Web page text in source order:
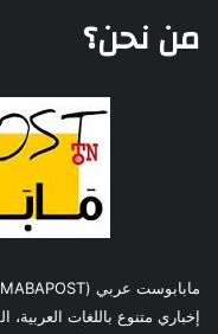
من نحن؟